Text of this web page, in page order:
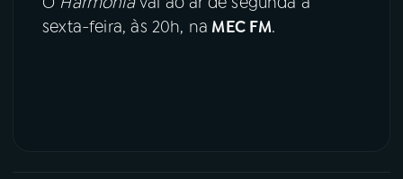
sexta-feira, às 20h, na MEC FM.